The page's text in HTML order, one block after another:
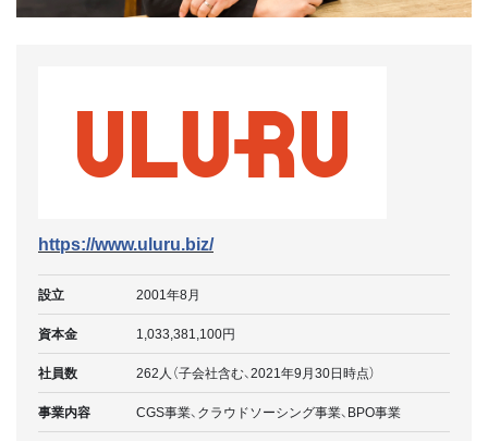
https://www.uluru.biz/
設立
2001年8月
資本金
1,033,381,100円
社員数
262人（子会社含む、2021年9月30日時点）
事業内容
CGS事業、クラウドソーシング事業、BPO事業